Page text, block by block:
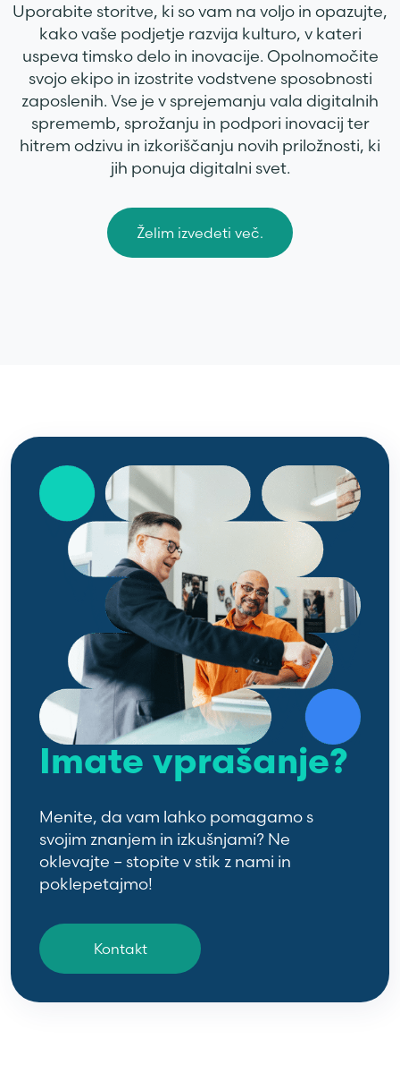
Uporabite storitve, ki so vam na voljo in opazujte,
kako vaše podjetje razvija kulturo, v kateri
uspeva timsko delo in inovacije. Opolnomočite
svojo ekipo in izostrite vodstvene sposobnosti
zaposlenih. Vse je v sprejemanju vala digitalnih
sprememb, sprožanju in podpori inovacij ter
hitrem odzivu in izkoriščanju novih priložnosti, ki
jih ponuja digitalni svet.
Želim izvedeti več.
Imate vprašanje?
Menite, da vam lahko pomagamo s
svojim znanjem in izkušnjami? Ne
oklevajte – stopite v stik z nami in
poklepetajmo!
Kontakt